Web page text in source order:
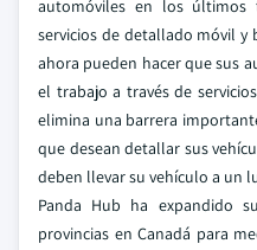
automóviles en los
servicios de detallado móvil y
ahora pueden hacer que sus
el trabajo a través de
elimina una barrera
que desean detallar sus
deben llevar su vehículo a un
Panda Hub ha expandido
provincias en Canadá para